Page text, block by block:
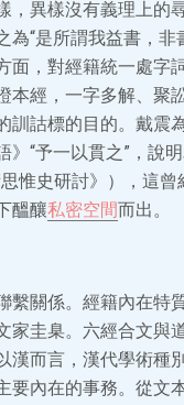
，異樣沒有義理上的
“是所謂我益書，非
面，對經籍統一處字
經，一字多解、聚
詁標的目的。戴震
“予一以貫之”，說明
惟史研討》），這
醞釀私密空間而出。
關係。經籍內在特
家圭臬。六經合文與
漢而言，漢代學術種
要內在的事務。從文